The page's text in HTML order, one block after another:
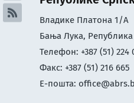
Владике Платона 1/А
Бања Лука,
Телефон: +387 (51) 224
Факс: +387 (51) 216 665
Е-пошта: